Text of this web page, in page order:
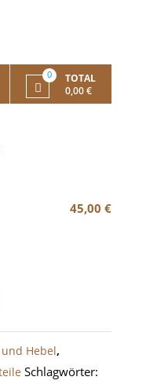
0
TOTAL
0,00 €
45,00 €
Hebel,
Schlagwörter: